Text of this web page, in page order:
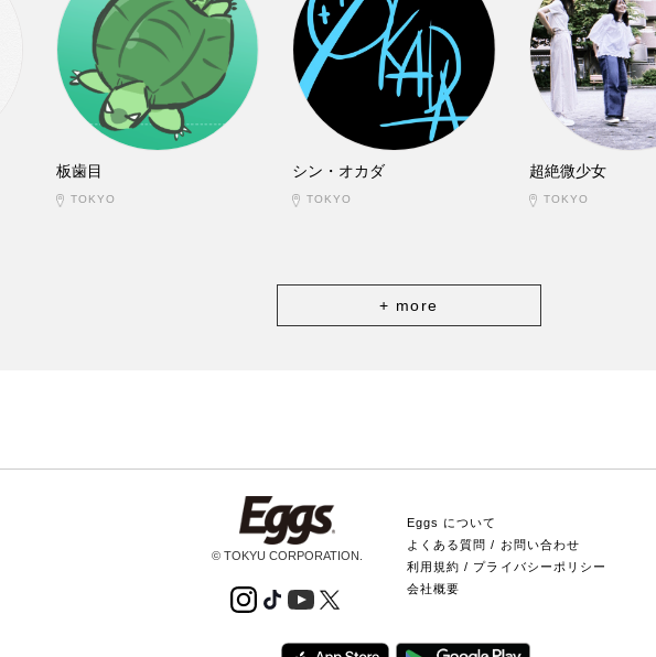
板歯目
TOKYO
シン・オカダ
TOKYO
超絶微少女
TOKYO
+ more
© TOKYU CORPORATION.
Eggs について
よくある質問 / お問い合わせ
利用規約 / プライバシーポリシー
会社概要